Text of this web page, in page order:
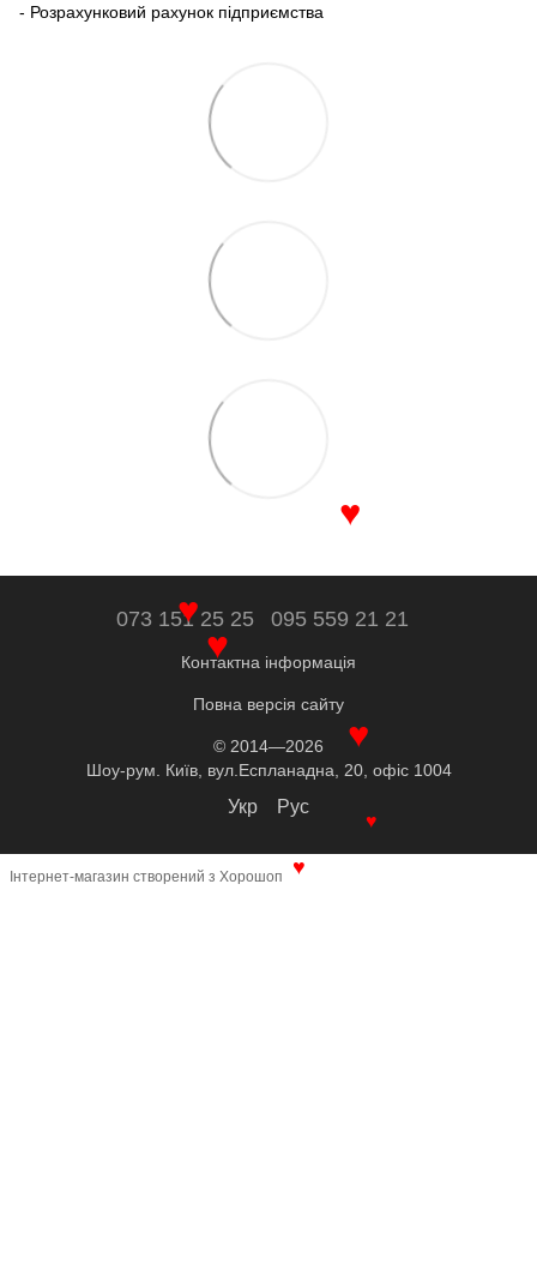
- Розрахунковий рахунок підприємства
073 151 25 25 095 559 21 21
Контактна інформація
Повна версія сайту
© 2014—2026
Шоу-рум. Київ, вул.Еспланадна, 20, офіс 1004
Укр Рус
Інтернет-магазин створений з Хорошоп
♥
♥
♥